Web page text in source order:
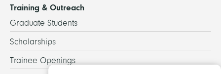
Training & Outreach
Graduate Students
Scholarships
Trainee Openings